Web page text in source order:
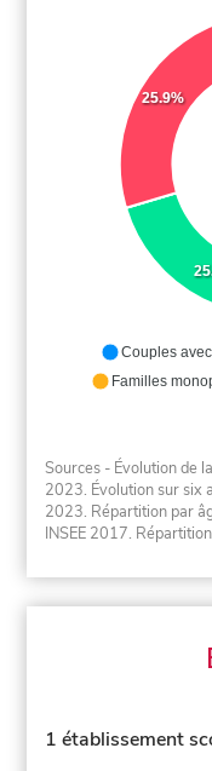
25.9%
Couples
Familles
Sources - Évolution de
2023. Évolution sur six
2023. Répartition par
INSEE 2017.
1 établissement